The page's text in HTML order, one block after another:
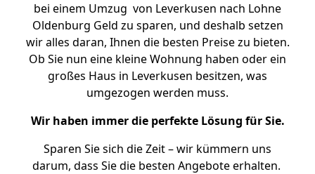
bei einem Umzug von Leverkusen nach Lohne
Oldenburg Geld zu sparen, und deshalb setzen
wir alles daran, Ihnen die besten Preise zu bieten.
Ob Sie nun eine kleine Wohnung haben oder ein
großes Haus in Leverkusen besitzen, was
umgezogen werden muss.
Wir haben immer die perfekte Lösung für Sie.
Sparen Sie sich die Zeit – wir kümmern uns
darum, dass Sie die besten Angebote erhalten.